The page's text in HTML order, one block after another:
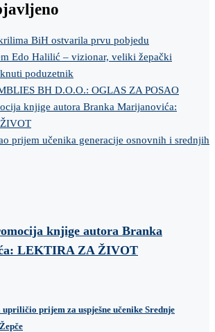
BiH ostvarila prvu pobjedu
Edo Halilić – vizionar, veliki žepački
poduzetnik
BH D.O.O.: OGLAS ZA POSAO
knjige autora Branka Marijanovića:
prijem učenika generacije osnovnih i srednjih
knjige autora Branka
LEKTIRA ZA ŽIVOT
prijem za uspješne učenike Srednje